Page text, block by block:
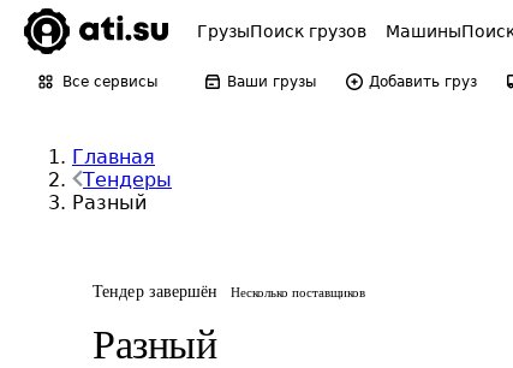
ГрузыПоиск грузов Машины
Все сервисы Ваши грузы Добавить груз
Главная
Тендеры
Разный
Тендер завершён Несколько поставщиков
Разный